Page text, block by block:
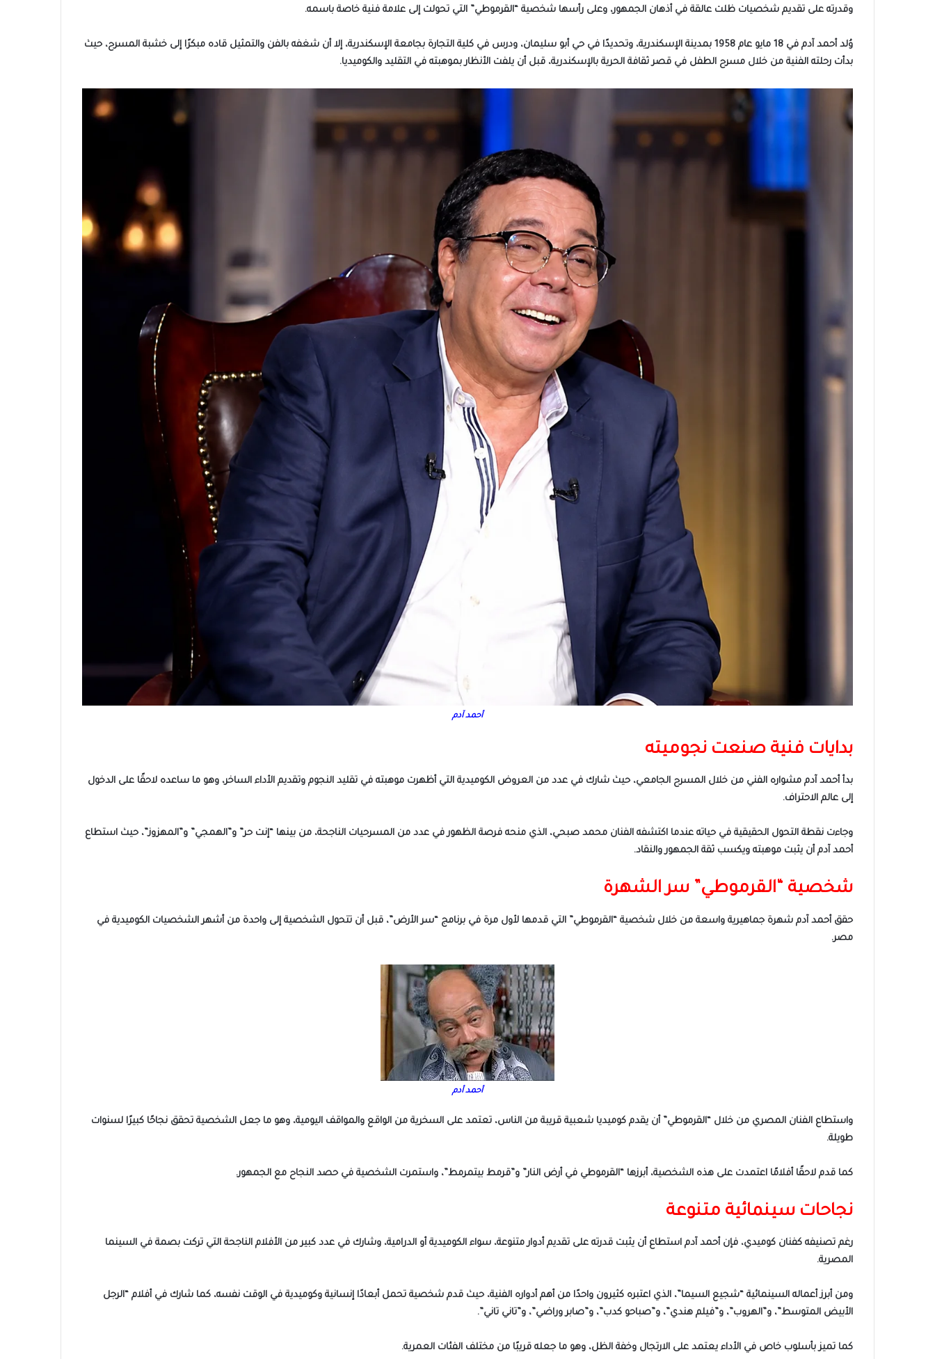
وقدرته على تقديم شخصيات ظلت عالقة في أذهان الجمهور، وعلى رأسها شخصية “القرموطي” التي تحولت إلى علامة فنية خاصة باسمه.
وُلد أحمد آدم في 18 مايو عام 1958 بمدينة الإسكندرية، وتحديدًا في حي أبو سليمان، ودرس في كلية التجارة بجامعة الإسكندرية، إلا أن شغفه بالفن والتمثيل قاده مبكرًا إلى خشبة المسرح، حيث
بدأت رحلته الفنية من خلال مسرح الطفل في قصر ثقافة الحرية بالإسكندرية، قبل أن يلفت الأنظار بموهبته في التقليد والكوميديا.
أحمد آدم
بدايات فنية صنعت نجوميته
بدأ أحمد آدم مشواره الفني من خلال المسرح الجامعي، حيث شارك في عدد من العروض الكوميدية التي أظهرت موهبته في تقليد النجوم وتقديم الأداء الساخر، وهو ما ساعده لاحقًا على الدخول
إلى عالم الاحتراف.
وجاءت نقطة التحول الحقيقية في حياته عندما اكتشفه الفنان محمد صبحي، الذي منحه فرصة الظهور في عدد من المسرحيات الناجحة، من بينها “إنت حر” و”الهمجي” و”المهزوز”، حيث استطاع
أحمد آدم أن يثبت موهبته ويكسب ثقة الجمهور والنقاد.
شخصية “القرموطي” سر الشهرة
حقق أحمد آدم شهرة جماهيرية واسعة من خلال شخصية “القرموطي” التي قدمها لأول مرة في برنامج “سر الأرض”، قبل أن تتحول الشخصية إلى واحدة من أشهر الشخصيات الكوميدية في
مصر.
أحمد أدم
واستطاع الفنان المصري من خلال “القرموطي” أن يقدم كوميديا شعبية قريبة من الناس، تعتمد على السخرية من الواقع والمواقف اليومية، وهو ما جعل الشخصية تحقق نجاحًا كبيرًا لسنوات
طويلة.
كما قدم لاحقًا أفلامًا اعتمدت على هذه الشخصية، أبرزها “القرموطي في أرض النار” و”قرمط بيتمرمط”، واستمرت الشخصية في حصد النجاح مع الجمهور.
نجاحات سينمائية متنوعة
رغم تصنيفه كفنان كوميدي، فإن أحمد آدم استطاع أن يثبت قدرته على تقديم أدوار متنوعة، سواء الكوميدية أو الدرامية، وشارك في عدد كبير من الأفلام الناجحة التي تركت بصمة في السينما
المصرية.
ومن أبرز أعماله السينمائية “شجيع السيما”، الذي اعتبره كثيرون واحدًا من أهم أدواره الفنية، حيث قدم شخصية تحمل أبعادًا إنسانية وكوميدية في الوقت نفسه، كما شارك في أفلام “الرجل
الأبيض المتوسط”، و”الهروب”، و”فيلم هندي”، و”صباحو كدب”، و”صابر وراضي”، و”تاني تاني”.
كما تميز بأسلوب خاص في الأداء يعتمد على الارتجال وخفة الظل، وهو ما جعله قريبًا من مختلف الفئات العمرية.